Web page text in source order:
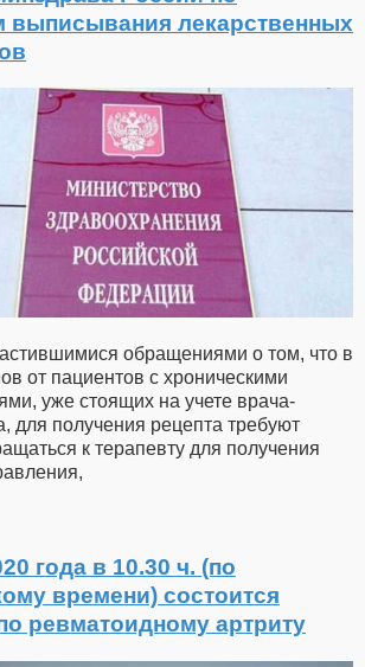
выписывания лекарственных
обращениями о том, что в
от пациентов с хроническими
уже стоящих на учете врача-
для получения рецепта требуют
к терапевту для получения
года в 10.30 ч. (по
времени) состоится
ревматоидному артриту